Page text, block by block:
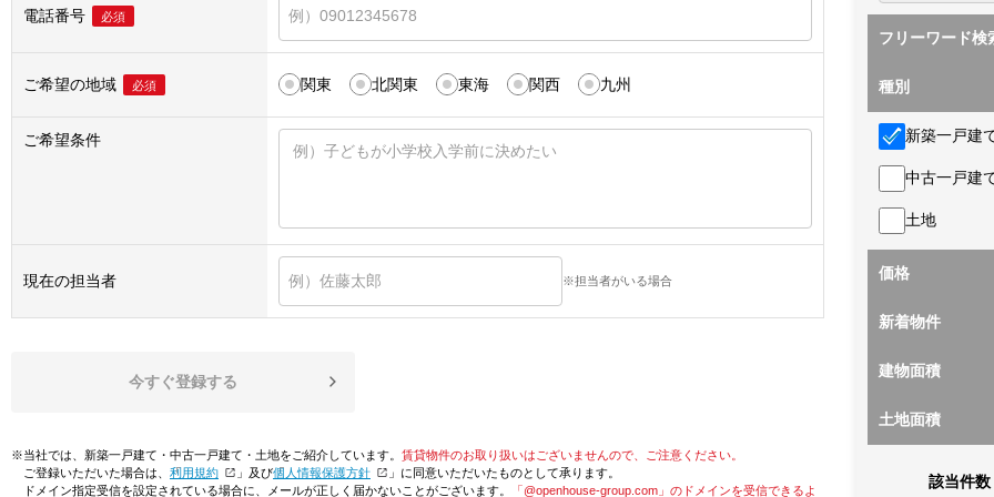
電話番号 必須
ご希望の地域 必須 関東 北関東 東海 関西 九州
ご希望条件
現在の担当者 ※担当者がいる場合
今すぐ登録する
※当社では、新築一戸建て・中古一戸建て・土地をご紹介しています。 賃貸物件のお取り扱いはございませんので、ご注意ください。
ご登録いただいた場合は、「利用規約 」及び「個人情報保護方針
」に同意いただいたものとして承ります。
ドメイン指定受信を設定されている場合に、メールが正しく届かないことがございます。
「@openhouse-group.com」のドメインを受信できるよ
フリーワード検
種別
新築一戸建
中古一戸建
土地
価格
新着物件
建物面積
土地面積
該当件数